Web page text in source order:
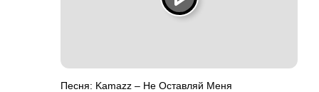
Песня: Kamazz – Не Оставляй Меня